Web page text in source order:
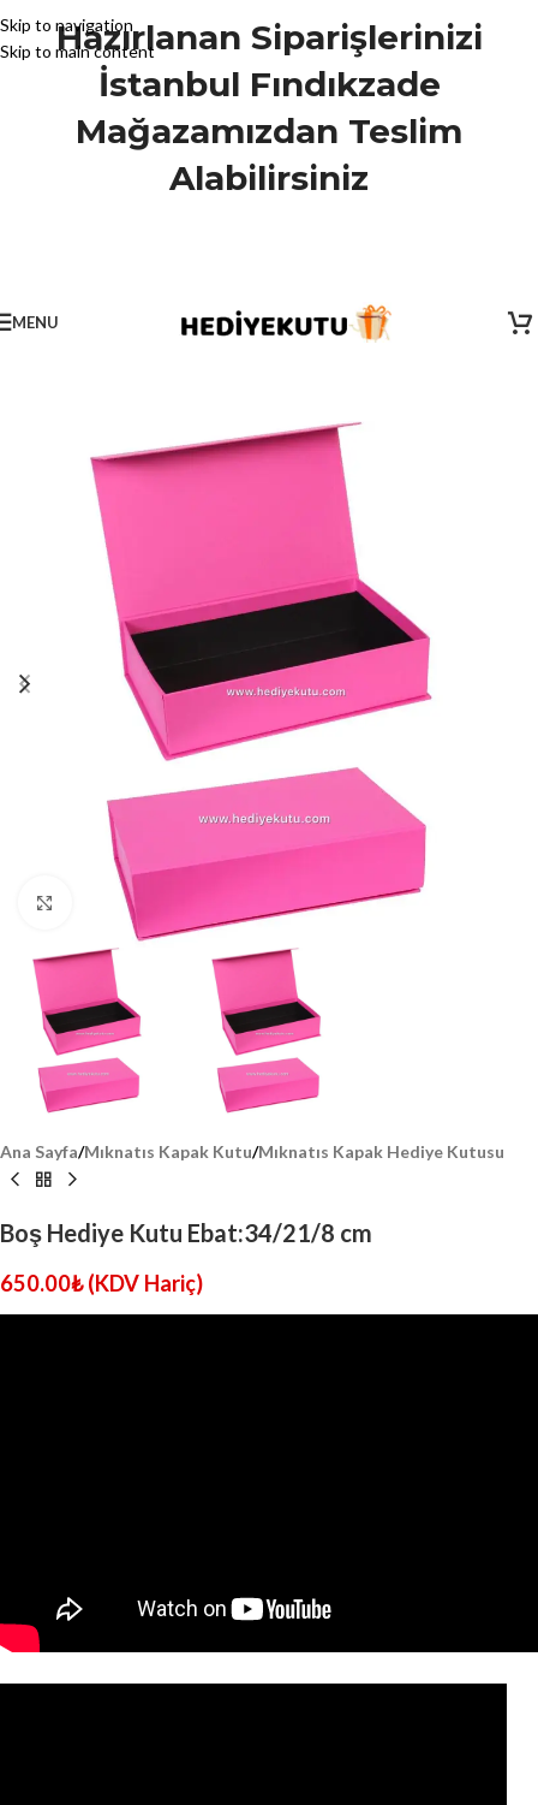
Skip to navigation
Skip to main content
Hazırlanan Siparişlerinizi
İstanbul Fındıkzade
Mağazamızdan Teslim
Alabilirsiniz
MENU
Click to enlarge
Ana Sayfa/Mıknatıs Kapak Kutu/Mıknatıs Kapak Hediye Kutusu
Boş Hediye Kutu Ebat:34/21/8 cm
650.00₺ (KDV Hariç)